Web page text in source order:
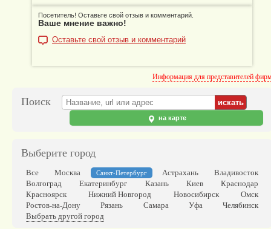
Посетитель! Оставьте свой отзыв и комментарий.
Ваше мнение важно!
Оставьте свой отзыв и комментарий
Информация для представителей
Поиск
на карте
Выберите город
Все Москва Санкт-Петербург Астрахань
Владивосток
Волгоград
Екатеринбург Казань Киев
Краснодар
Красноярск
Нижний Новгород Новосибирск
Омск
Ростов-на-Дону
Рязань Самара Уфа
Челябинск
Выбрать другой город